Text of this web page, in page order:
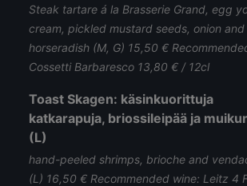
Steak tartare á la Brasserie Grand, egg
cream, pickled mustard seeds, onion and
horseradish (M, G) 15,50 €
Cossetti Barbaresco 13,80 € / 12cl
Toast Skagen: käsinkuorittuja
katkarapuja, briossileipää ja
(L)
hand-peeled shrimps, brioche and
(L) 16,50 € Recommended wine: Leitz 4